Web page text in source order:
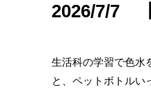
2026/7/7
生活科の学習で色水
と、ペットボトルい